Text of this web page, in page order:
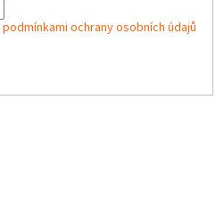
podmínkami ochrany osobních údajů